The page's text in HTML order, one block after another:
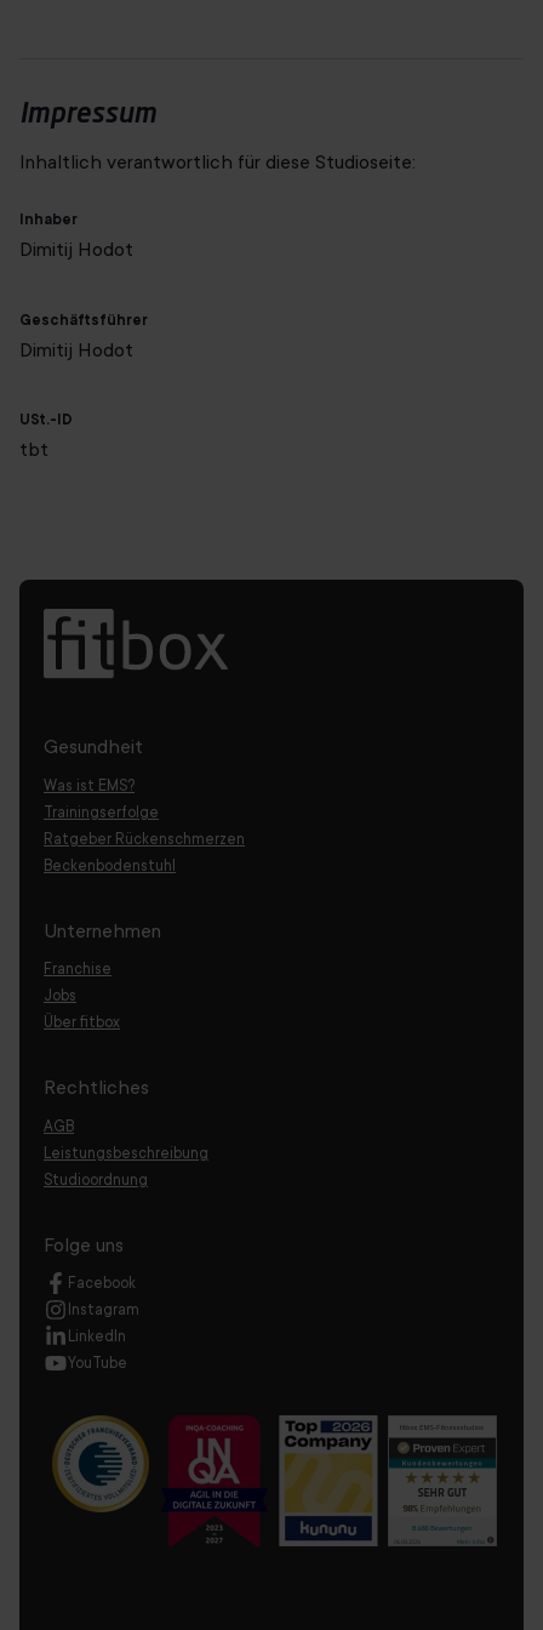
Impressum
Inhaltlich verantwortlich für diese Studioseite:
Inhaber
Dimitij Hodot
Geschäftsführer
Dimitij Hodot
USt.-ID
tbt
Gesundheit
Was ist EMS?
Trainingserfolge
Ratgeber Rückenschmerzen
Beckenbodenstuhl
Unternehmen
Franchise
Jobs
Über fitbox
Rechtliches
AGB
Leistungsbeschreibung
Studioordnung
Folge uns
Facebook
Instagram
LinkedIn
YouTube